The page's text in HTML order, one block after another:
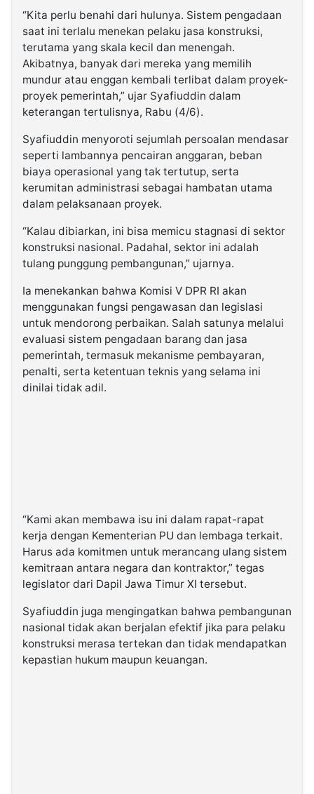
“Kita perlu benahi dari hulunya. Sistem pengadaan
saat ini terlalu menekan pelaku jasa konstruksi,
terutama yang skala kecil dan menengah.
Akibatnya, banyak dari mereka yang memilih
mundur atau enggan kembali terlibat dalam proyek-
proyek pemerintah,” ujar Syafiuddin dalam
keterangan tertulisnya, Rabu (4/6).
Syafiuddin menyoroti sejumlah persoalan mendasar
seperti lambannya pencairan anggaran, beban
biaya operasional yang tak tertutup, serta
kerumitan administrasi sebagai hambatan utama
dalam pelaksanaan proyek.
“Kalau dibiarkan, ini bisa memicu stagnasi di sektor
konstruksi nasional. Padahal, sektor ini adalah
tulang punggung pembangunan,” ujarnya.
Ia menekankan bahwa Komisi V DPR RI akan
menggunakan fungsi pengawasan dan legislasi
untuk mendorong perbaikan. Salah satunya melalui
evaluasi sistem pengadaan barang dan jasa
pemerintah, termasuk mekanisme pembayaran,
penalti, serta ketentuan teknis yang selama ini
dinilai tidak adil.
“Kami akan membawa isu ini dalam rapat-rapat
kerja dengan Kementerian PU dan lembaga terkait.
Harus ada komitmen untuk merancang ulang sistem
kemitraan antara negara dan kontraktor,” tegas
legislator dari Dapil Jawa Timur XI tersebut.
Syafiuddin juga mengingatkan bahwa pembangunan
nasional tidak akan berjalan efektif jika para pelaku
konstruksi merasa tertekan dan tidak mendapatkan
kepastian hukum maupun keuangan.